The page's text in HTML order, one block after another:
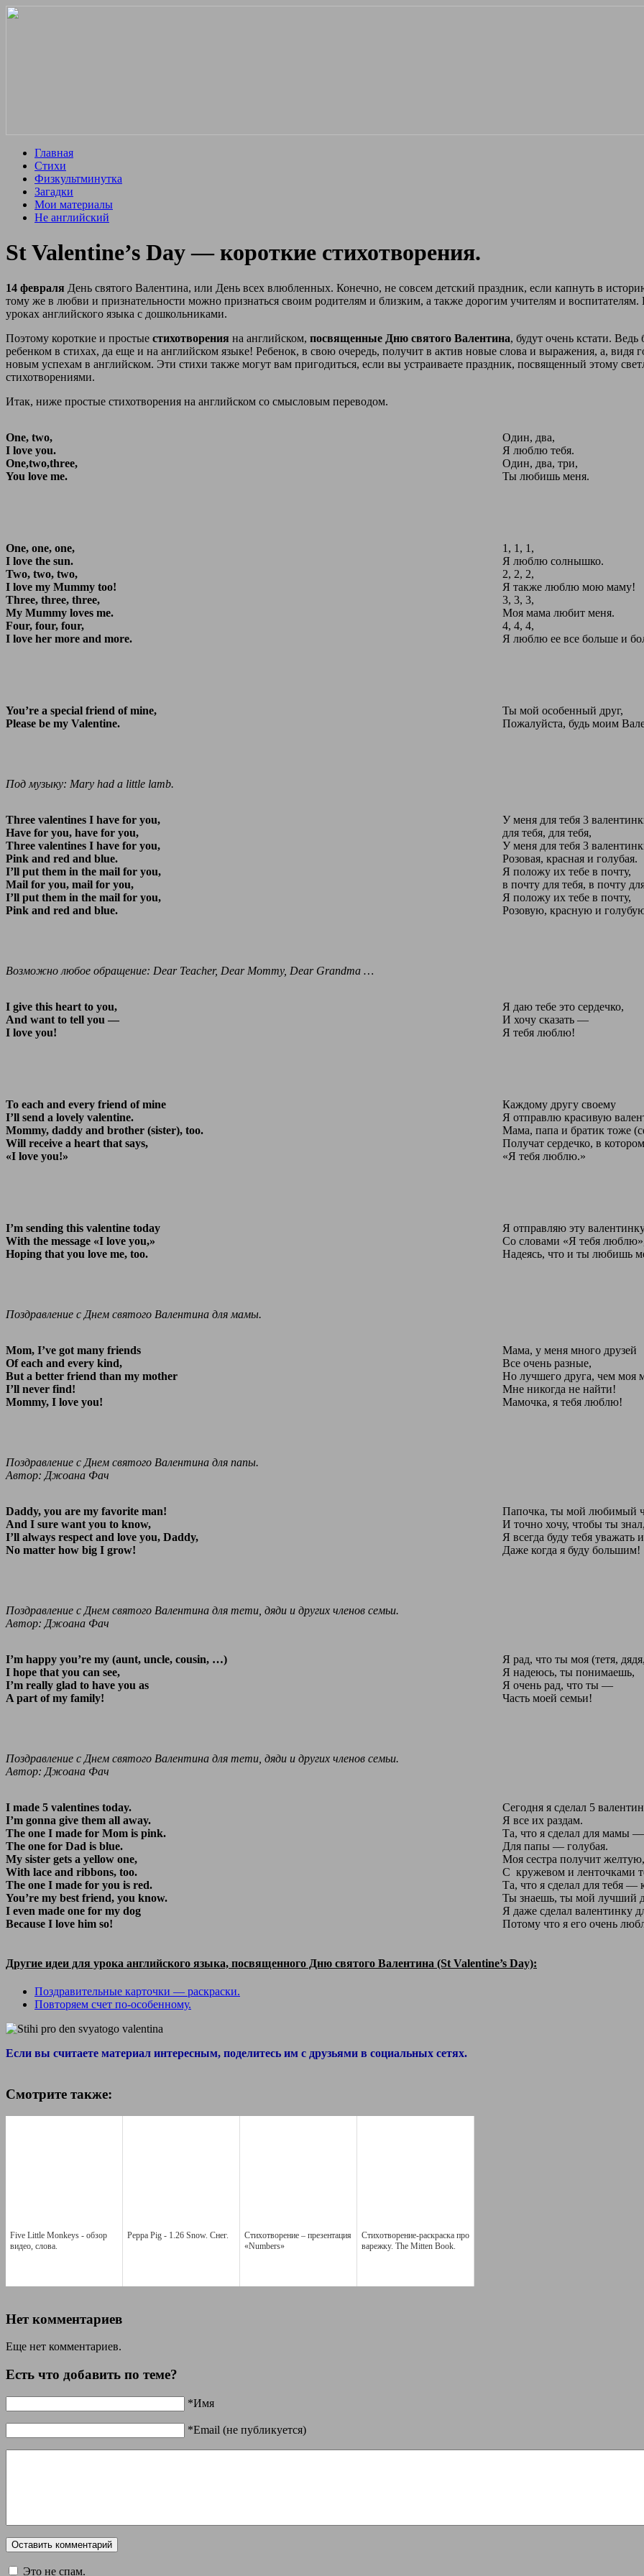
Главная
Стихи
Физкультминутка
Загадки
Мои материалы
Не английский
St Valentine’s Day — короткие стихотворения.
14 февраля День святого Валентина, или День всех влюбленных. Конечно, не совсем детский праздник, если капнуть в
тому же в любви и признательности можно признаться своим родителям и близким, а также дорогим учителям и
уроках английского языка с дошкольниками.
Поэтому короткие и простые стихотворения на английском, посвященные Дню святого Валентина, будут очень кстати. Ведь
ребенком в стихах, да еще и на английском языке! Ребенок, в свою очередь, получит в актив новые слова и выражения, а, видя
новым успехам в английском. Эти стихи также могут вам пригодиться, если вы устраиваете праздник, посвященный этому
стихотворениями.
Итак, ниже простые стихотворения на английском со смысловым переводом.
One, two,
I love you.
One,two,three,
You love me.
Один, два,
Я люблю тебя.
Один, два, три,
Ты любишь меня.
One, one, one,
I love the sun.
Two, two, two,
I love my Mummy too!
Three, three, three,
My Mummy loves me.
Four, four, four,
I love her more and more.
1, 1, 1,
Я люблю солнышко.
2, 2, 2,
Я также люблю мою маму!
3, 3, 3,
Моя мама любит меня.
4, 4, 4,
Я люблю ее все больше и
You’re a special friend of mine,
Please be my Valentine.
Ты мой особенный друг,
Пожалуйста, будь моим
Под музыку: Mary had a little lamb.
Three valentines I have for you,
Have for you, have for you,
Three valentines I have for you,
Pink and red and blue.
I’ll put them in the mail for you,
Mail for you, mail for you,
I’ll put them in the mail for you,
Pink and red and blue.
У меня для тебя 3
для тебя, для тебя,
У меня для тебя 3
Розовая, красная и голубая.
Я положу их тебе в почту,
в почту для тебя, в почту
Я положу их тебе в почту,
Розовую, красную и
Возможно любое обращение: Dear Teacher, Dear Mommy, Dear Grandma …
I give this heart to you,
And want to tell you —
I love you!
Я даю тебе это сердечко,
И хочу сказать —
Я тебя люблю!
To each and every friend of mine
I’ll send a lovely valentine.
Mommy, daddy and brother (sister), too.
Will receive a heart that says,
«I love you!»
Каждому другу своему
Я отправлю красивую
Мама, папа и братик тоже
Получат сердечко, в
«Я тебя люблю.»
I’m sending this valentine today
With the message «I love you,»
Hoping that you love me, too.
Я отправляю эту
Со словами «Я тебя
Надеясь, что и ты любишь
Поздравление с Днем святого Валентина для мамы.
Mom, I’ve got many friends
Of each and every kind,
But a better friend than my mother
I’ll never find!
Mommy, I love you!
Мама, у меня много друзей
Все очень разные,
Но лучшего друга, чем моя
Мне никогда не найти!
Мамочка, я тебя люблю!
Поздравление с Днем святого Валентина для папы.
Автор: Джоана Фач
Daddy, you are my favorite man!
And I sure want you to know,
I’ll always respect and love you, Daddy,
No matter how big I grow!
Папочка, ты мой любимый
И точно хочу, чтобы ты знал,
Я всегда буду тебя уважать
Даже когда я буду большим!
Поздравление с Днем святого Валентина для тети, дяди и других членов семьи.
Автор: Джоана Фач
I’m happy you’re my (aunt, uncle, cousin, …)
I hope that you can see,
I’m really glad to have you as
A part of my family!
Я рад, что ты моя (тетя,
Я надеюсь, ты понимаешь,
Я очень рад, что ты —
Часть моей семьи!
Поздравление с Днем святого Валентина для тети, дяди и других членов семьи.
Автор: Джоана Фач
I made 5 valentines today.
I’m gonna give them all away.
The one I made for Mom is pink.
The one for Dad is blue.
My sister gets a yellow one,
With lace and ribbons, too.
The one I made for you is red.
You’re my best friend, you know.
I even made one for my dog
Because I love him so!
Сегодня я сделал 5
Я все их раздам.
Та, что я сделал для мамы —
Для папы — голубая.
Моя сестра получит желтую,
С кружевом и ленточками
Та, что я сделал для тебя —
Ты знаешь, ты мой лучший
Я даже сделал валентинку
Потому что я его очень
Другие идеи для урока английского языка, посвященного Дню святого Валентина (St Valentine’s Day):
Поздравительные карточки — раскраски.
Повторяем счет по-особенному.
Если вы считаете материал интересным, поделитесь им с друзьями в социальных сетях.
Смотрите также:
Five Little Monkeys - обзор
видео, слова.
Peppa Pig - 1.26 Snow. Снег.
Стихотворение – презентация
«Numbers»
Стихотворение-раскраска про
варежку. The Mitten Book.
Нет комментариев
Еще нет комментариев.
Есть что добавить по теме?
*Имя
*Email (не публикуется)
Это не спам.